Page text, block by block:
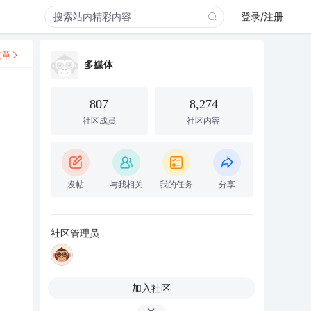
登录/注册
多媒体
807
社区成员
8,274
社区内容
发帖 与我相关 我的任务 分享
社区管理员
加入社区